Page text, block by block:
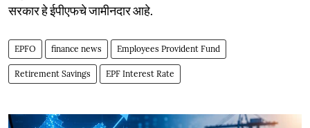
सरकार हे ईपीएफचे जामीनदार आहे.
EPFO finance news Employees Provident Fund
Retirement Savings EPF Interest Rate